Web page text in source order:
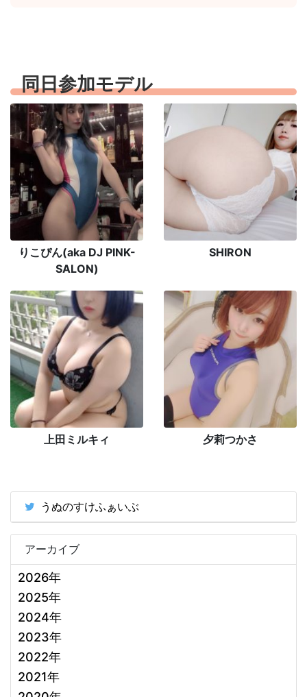
同日参加モデル
りこぴん(aka DJ PINK-
SALON)
SHIRON
上田ミルキィ 夕莉つかさ
うぬのすけふぁいぶ
アーカイブ
2026年
2025年
2024年
2023年
2022年
2021年